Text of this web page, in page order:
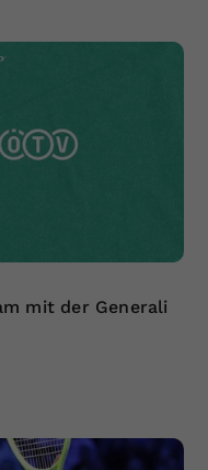
mit der Generali
anderem eine
ID, für die
falls der
dies eingestellt